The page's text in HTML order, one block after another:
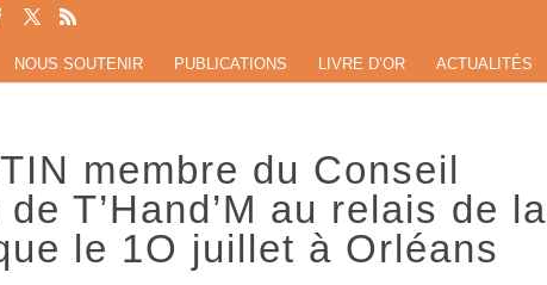
NOUS SOUTENIR PUBLICATIONS LIVRE D’OR ACTUALITÉS
membre du Conseil
T’Hand’M au relais de la
le 1O juillet à Orléans